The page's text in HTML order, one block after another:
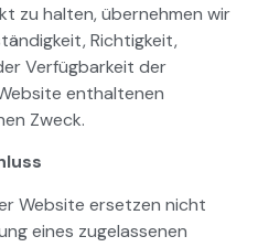
zu halten, übernehmen wir
Richtigkeit,
Verfügbarkeit der
enthaltenen
Zweck.
Website ersetzen nicht
eines zugelassenen